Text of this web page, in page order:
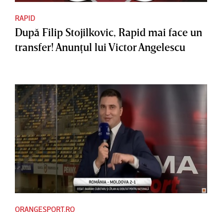
RAPID
După Filip Stojilkovic, Rapid mai face un
transfer! Anunţul lui Victor Angelescu
ORANGESPORT.RO